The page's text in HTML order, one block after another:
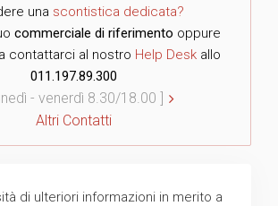
una scontistica dedicata?
commerciale di riferimento oppure
contattarci al nostro Help Deskallo
011.197.89.300
- venerdì 8.30/18.00 ]
Altri Contatti
di ulteriori informazioni in merito a